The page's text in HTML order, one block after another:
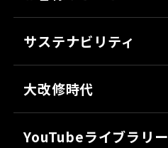
ミッチャクロン
パテ
上塗り
サフェーサー
各種書類のご依頼
会社見学
サステナビリティ
技術革新
大改修時代
YouTubeライブラリー